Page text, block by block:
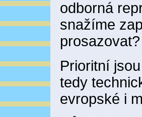
odborná
snažíme
prosazovat?
Prioritní
tedy
evropské i